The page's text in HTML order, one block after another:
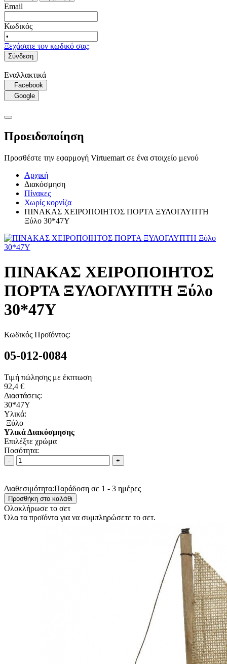
Email
Κωδικός
Ξεχάσατε τον κωδικό σας;
Σύνδεση
Εναλλακτικά
Facebook
Google
Προειδοποίηση
Προσθέστε την εφαρμογή Virtuemart σε ένα στοιχείο μενού
Αρχική
Διακόσμηση
Πίνακες
Χωρίς κορνίζα
ΠΙΝΑΚΑΣ ΧΕΙΡΟΠΟΙΗΤΟΣ ΠΟΡΤΑ ΞΥΛΟΓΛΥΠΤΗ
Ξύλο 30*47Υ
ΠΙΝΑΚΑΣ ΧΕΙΡΟΠΟΙΗΤΟΣ
ΠΟΡΤΑ ΞΥΛΟΓΛΥΠΤΗ Ξύλο
30*47Υ
Κωδικός Προϊόντος:
05-012-0084
Τιμή πώλησης με έκπτωση
92,4 €
Διαστάσεις:
30*47Υ
Υλικά:
Ξύλο
Υλικά Διακόσμησης
Επιλέξτε χρώμα
Ποσότητα:
Διαθεσιμότητα:Παράδοση σε 1 - 3 ημέρες
Ολοκλήρωσε το σετ
Όλα τα προϊόντα για να συμπληρώσετε το σετ.